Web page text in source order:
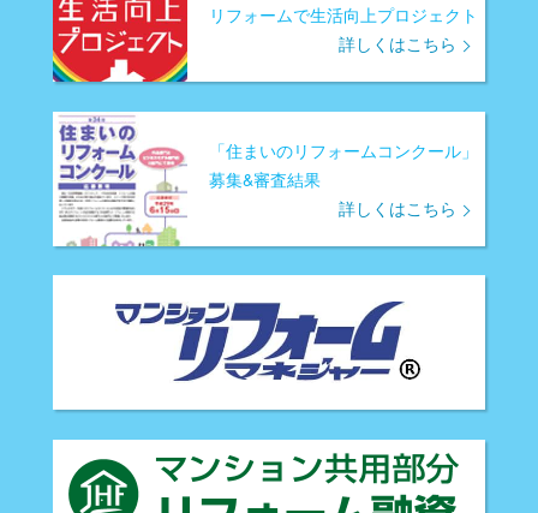
リフォームで生活向上プロジェクト
詳しくはこちら
「住まいのリフォームコンクール」
募集&審査結果
詳しくはこちら